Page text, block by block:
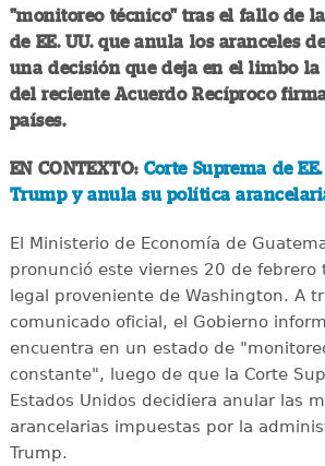
"monitoreo técnico" tras el fallo de
de EE. UU. que anula los aranceles
una decisión que deja en el limbo
del reciente Acuerdo Recíproco
países.
EN CONTEXTO: Corte Suprema de
Trump y anula su política
El Ministerio de Economía de
pronunció este viernes 20 de febrero
legal proveniente de Washington. A
comunicado oficial, el Gobierno
encuentra en un estado de
constante", luego de que la Corte
Estados Unidos decidiera anular las
arancelarias impuestas por la
Trump.